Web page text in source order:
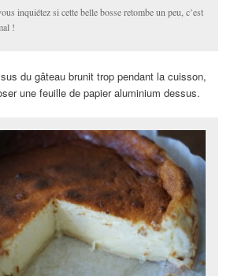
inquiétez si cette belle bosse retombe un peu, c’est
!
du gâteau brunit trop pendant la cuisson,
une feuille de papier aluminium dessus.